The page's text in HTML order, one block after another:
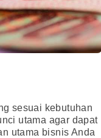
sesuai kebutuhan
utama agar dapat
utama bisnis Anda